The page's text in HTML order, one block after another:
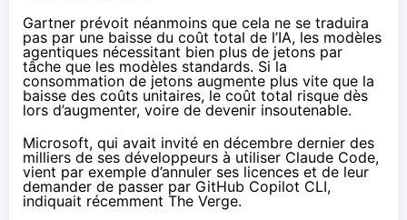
Gartner prévoit néanmoins que cela ne se traduira
pas par une baisse du coût total de l’IA, les modèles
agentiques nécessitant bien plus de jetons par
tâche que les modèles standards. Si la
consommation de jetons augmente plus vite que la
baisse des coûts unitaires, le coût total risque dès
lors d’augmenter, voire de devenir insoutenable.
Microsoft, qui avait invité en décembre dernier des
milliers de ses développeurs à utiliser Claude Code,
vient par exemple d’annuler ses licences et de leur
demander de passer par GitHub Copilot CLI,
indiquait récemment The Verge.